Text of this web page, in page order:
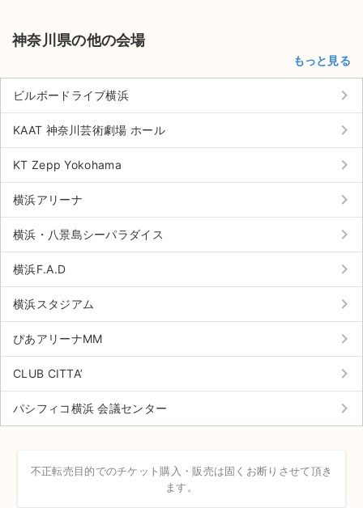
サイト情報
チケットジャム運営会社
チケットジャム利用規約
プライバシーポリシー
特定商取引法に基づく表記
公演登録依頼
不正転売禁止法について
チケットジャムの取り組み
音楽情報
神奈川県の他の会場
もっと見る
ビルボードライブ横浜 keyboard_arrow_right
KAAT 神奈川芸術劇場 ホール keyboard_arrow_right
KT Zepp Yokohama keyboard_arrow_right
横浜アリーナ keyboard_arrow_right
横浜・八景島シーパラダイス keyboard_arrow_right
横浜F.A.D keyboard_arrow_right
横浜スタジアム keyboard_arrow_right
ぴあアリーナMM keyboard_arrow_right
CLUB CITTA’ keyboard_arrow_right
パシフィコ横浜 会議センター keyboard_arrow_right
不正転売目的でのチケット購入・販売は固くお断りさせて頂き
ます。